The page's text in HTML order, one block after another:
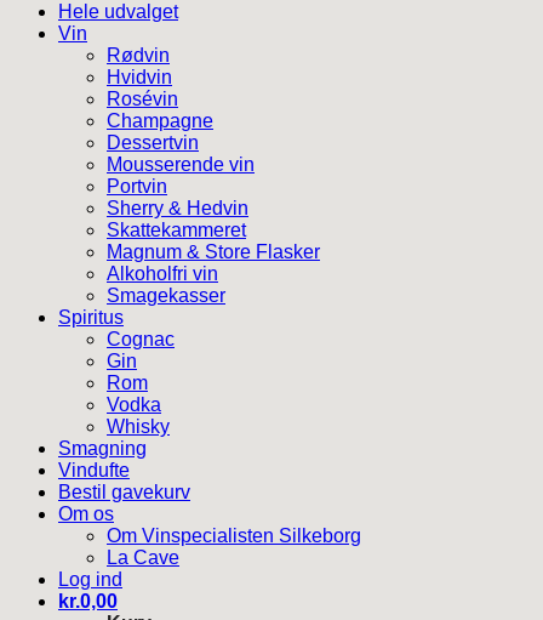
Hele udvalget
Vin
Rødvin
Hvidvin
Rosévin
Champagne
Dessertvin
Mousserende vin
Portvin
Sherry & Hedvin
Skattekammeret
Magnum & Store Flasker
Alkoholfri vin
Smagekasser
Spiritus
Cognac
Gin
Rom
Vodka
Whisky
Smagning
Vindufte
Bestil gavekurv
Om os
Om Vinspecialisten Silkeborg
La Cave
Log ind
kr.0,00